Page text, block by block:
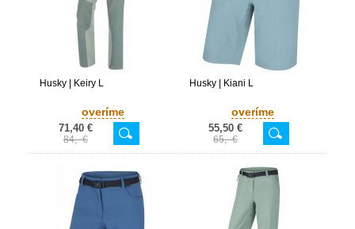
Husky | Keiry L
overíme
71,40 €
84,- €
Husky | Kiani L
overíme
55,50 €
65,- €